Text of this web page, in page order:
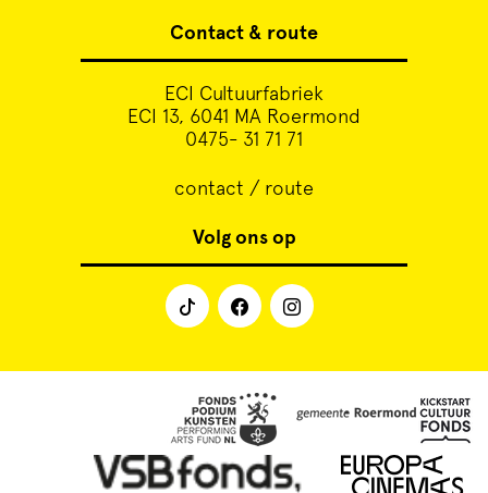
Contact & route
ECI Cultuurfabriek
ECI 13, 6041 MA Roermond
0475- 31 71 71
contact / route
Volg ons op